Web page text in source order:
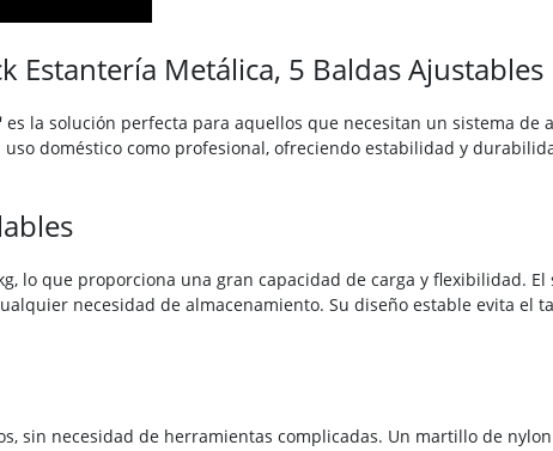
Estantería Metálica, 5 Baldas Ajustables
es la solución perfecta para aquellos que necesitan un sistema de
doméstico como profesional, ofreciendo estabilidad y
lo que proporciona una gran capacidad de carga y flexibilidad.
necesidad de almacenamiento. Su diseño estable evita el
sin necesidad de herramientas complicadas. Un martillo de